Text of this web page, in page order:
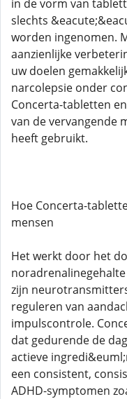
in de vorm van
slechts
worden ingenomen.
aanzienlijke
uw doelen
narcolepsie onder
Concerta-tabletten
van de vervangende
heeft gebruikt.
Hoe Concerta-
mensen
Het werkt door het
zijn
reguleren van
impulscontrole.
dat gedurende de
actieve
een consistent,
ADHD-symptomen